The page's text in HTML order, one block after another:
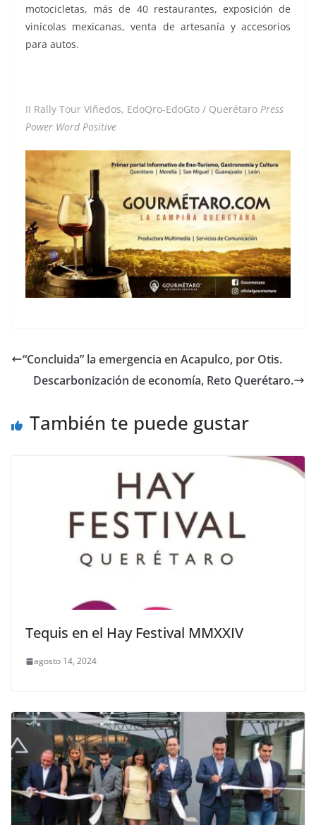
motocicletas, más de 40 restaurantes, exposición de
vinícolas mexicanas, venta de artesanía y accesorios
para autos.
II Rally Tour Viñedos, EdoQro-EdoGto / Querétaro Press
Power Word Positive
“Concluida” la emergencia en Acapulco, por Otis.
Descarbonización de economía, Reto Querétaro.
También te puede gustar
Tequis en el Hay Festival MMXXIV
agosto 14, 2024